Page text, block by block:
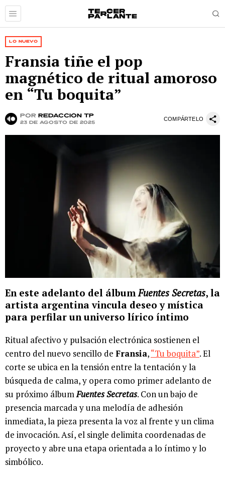
LO NUEVO
Fransia tiñe el pop
magnético de ritual amoroso
en “Tu boquita”
por Redacción TP
23 de agosto de 2025
COMPÁRTELO
En este adelanto del álbumFuentes Secretas, la
artista argentina vincula deseo y mística
para perfilar un universo lírico íntimo
Ritual afectivo y pulsación electrónica sostienen el
centro del nuevo sencillo de Fransia,“Tu boquita”. El
corte se ubica en la tensión entre la tentación y la
búsqueda de calma, y opera como primer adelanto de
su próximo álbumFuentes Secretas. Con un bajo de
presencia marcada y una melodía de adhesión
inmediata, la pieza presenta la voz al frente y un clima
de invocación. Así, el single delimita coordenadas de
proyecto y abre una etapa orientada a lo íntimo y lo
simbólico.